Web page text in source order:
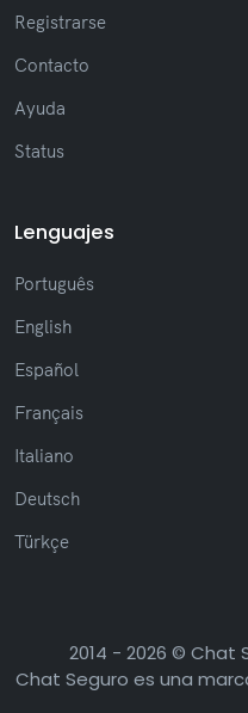
con
legibilidad en todo
Release 2.4.12
(Ajuste)
tickets no se
Registrarse
Contacto
Ayuda
Status
Lenguajes
Português
English
Español
Français
Italiano
Deutsch
Türkçe
2014 - 2026 © Chat
Chat Seguro es una